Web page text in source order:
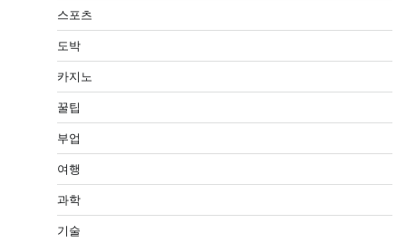
스포츠
도박
카지노
꿀팁
부업
여행
과학
기술